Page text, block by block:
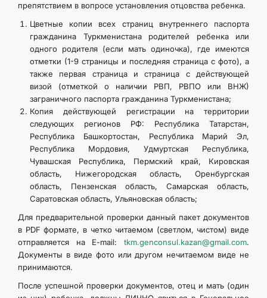
препятствием в вопросе установления отцовства ребенка.
Цветные копии всех страниц внутреннего паспорта
гражданина Туркменистана родителей ребенка или
одного родителя (если мать одиночка), где имеются
отметки (1-9 страницы и последняя страница с фото), а
также первая страница и страница с действующей
визой (отметкой о наличии РВП, РВПО или ВНЖ)
заграничного паспорта гражданина Туркменистана;
Копия действующей регистрации на территории
следующих регионов РФ: Республика Татарстан,
Республика Башкортостан, Республика Марий Эл,
Республика Мордовия, Удмуртская Республика,
Чувашская Республика, Пермский край, Кировская
область, Нижегородская область, Оренбургская
область, Пензенская область, Самарская область,
Саратовская область, Ульяновская область;
Для предварительной проверки данный пакет документов
в PDF формате, в четко читаемом (светлом, чистом) виде
отправляется на E-mail: tkm.genconsul.kazan@gmail.com.
Документы в виде фото или другом нечитаемом виде не
принимаются.
После успешной проверки документов, отец и мать (один